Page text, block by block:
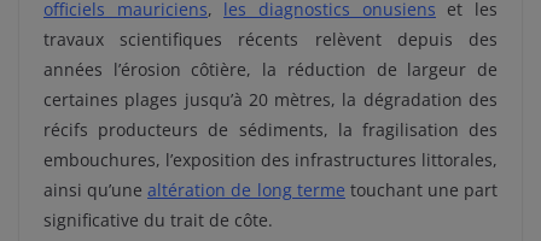
officiels mauriciens, les diagnostics onusiens et les
travaux scientifiques récents relèvent depuis des
années l’érosion côtière, la réduction de largeur de
certaines plages jusqu’à 20 mètres, la dégradation des
récifs producteurs de sédiments, la fragilisation des
embouchures, l’exposition des infrastructures littorales,
ainsi qu’unealtération de long terme touchant une part
significative du trait de côte.